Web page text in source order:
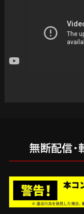
※番組や取材媒体等で、
理解いただき、ご了
る懸念がある場合、
・日本国内にお住まいで
②応募フォームより必要
※ご応募はお一人さま1
を有効といたします。
当選された方には、2026
ウントに紐づくメール
※都合により当選発表時
さい。
無断配信